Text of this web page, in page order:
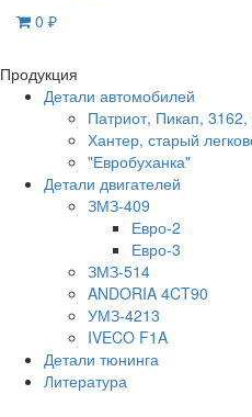
0 ₽
Продукция
Детали автомобилей
Патриот, Пикап, 3162,
Хантер, старый
"Евробуханка"
Детали двигателей
ЗМЗ-409
Евро-2
Евро-3
ЗМЗ-514
ANDORIA 4CT90
УМЗ-4213
IVECO F1A
Детали тюнинга
Литература